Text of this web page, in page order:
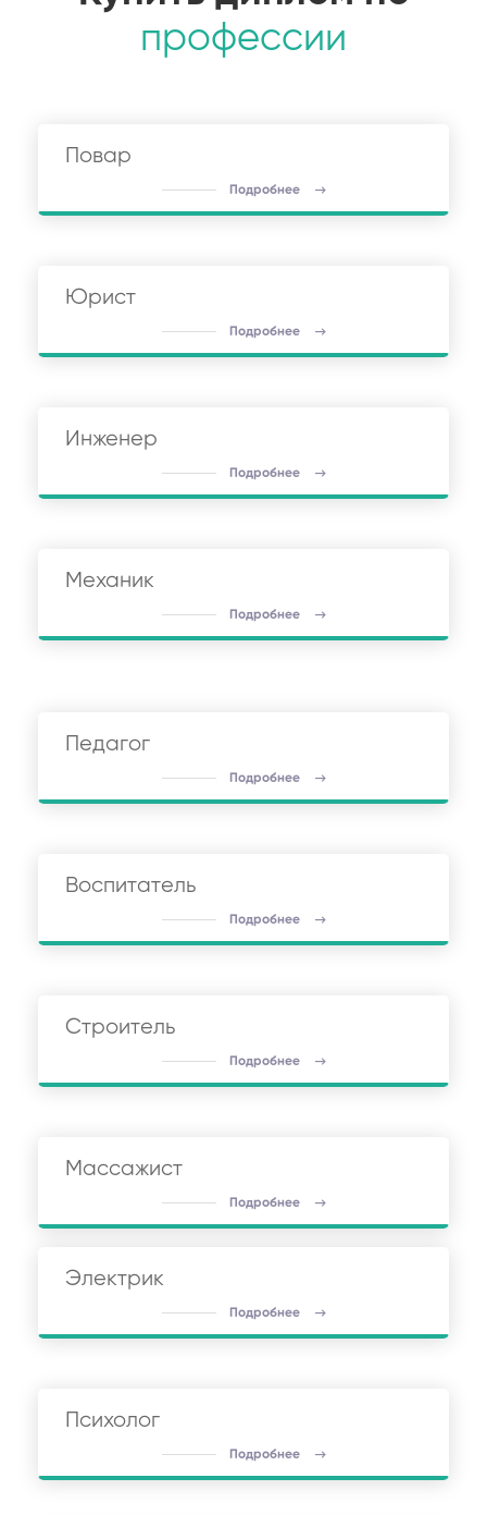
профессии
Повар
Подробнее
Юрист
Подробнее
Инженер
Подробнее
Механик
Подробнее
Педагог
Подробнее
Воспитатель
Подробнее
Строитель
Подробнее
Массажист
Подробнее
Электрик
Подробнее
Психолог
Подробнее